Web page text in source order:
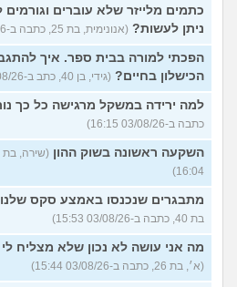
כתמים מלייזר שלא עוברים וגורמים
ניתן לעשות? (אנונימית, בת 25, כתבה ב-03/08/26 16:33)
הפכתי למורה בבית ספר. איך
הכישלון בחיים? (גידי, בן 40, כתב ב-03/08/26 16:24)
למה ירידה במשקל מרגישה כל כך
כתבה ב-03/08/26 16:15)
השקעה ראשונה בשוק ההון
16:04)
מתבגרים שנכנסו באמצע סקס שלנו
בת 40, כתבה ב-03/08/26 15:53)
מה אני עושה לא נכון שלא מצליח
(א׳, בת 26, כתבה ב-03/08/26 15:44)